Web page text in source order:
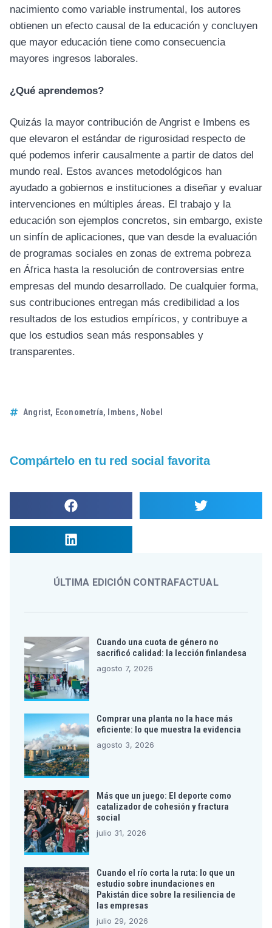
nacimiento como variable instrumental, los autores
obtienen un efecto causal de la educación y concluyen
que mayor educación tiene como consecuencia
mayores ingresos laborales.
¿Qué aprendemos?
Quizás la mayor contribución de Angrist e Imbens es
que elevaron el estándar de rigurosidad respecto de
qué podemos inferir causalmente a partir de datos del
mundo real. Estos avances metodológicos han
ayudado a gobiernos e instituciones a diseñar y evaluar
intervenciones en múltiples áreas. El trabajo y la
educación son ejemplos concretos, sin embargo, existe
un sinfín de aplicaciones, que van desde la evaluación
de programas sociales en zonas de extrema pobreza
en África hasta la resolución de controversias entre
empresas del mundo desarrollado. De cualquier forma,
sus contribuciones entregan más credibilidad a los
resultados de los estudios empíricos, y contribuye a
que los estudios sean más responsables y
transparentes.
Angrist, Econometría, Imbens, Nobel
Compártelo en tu red social favorita
ÚLTIMA EDICIÓN CONTRAFACTUAL
Cuando una cuota de género no
sacrificó calidad: la lección finlandesa
agosto 7, 2026
Comprar una planta no la hace más
eficiente: lo que muestra la evidencia
agosto 3, 2026
Más que un juego: El deporte como
catalizador de cohesión y fractura
social
julio 31, 2026
Cuando el río corta la ruta: lo que un
estudio sobre inundaciones en
Pakistán dice sobre la resiliencia de
las empresas
julio 29, 2026